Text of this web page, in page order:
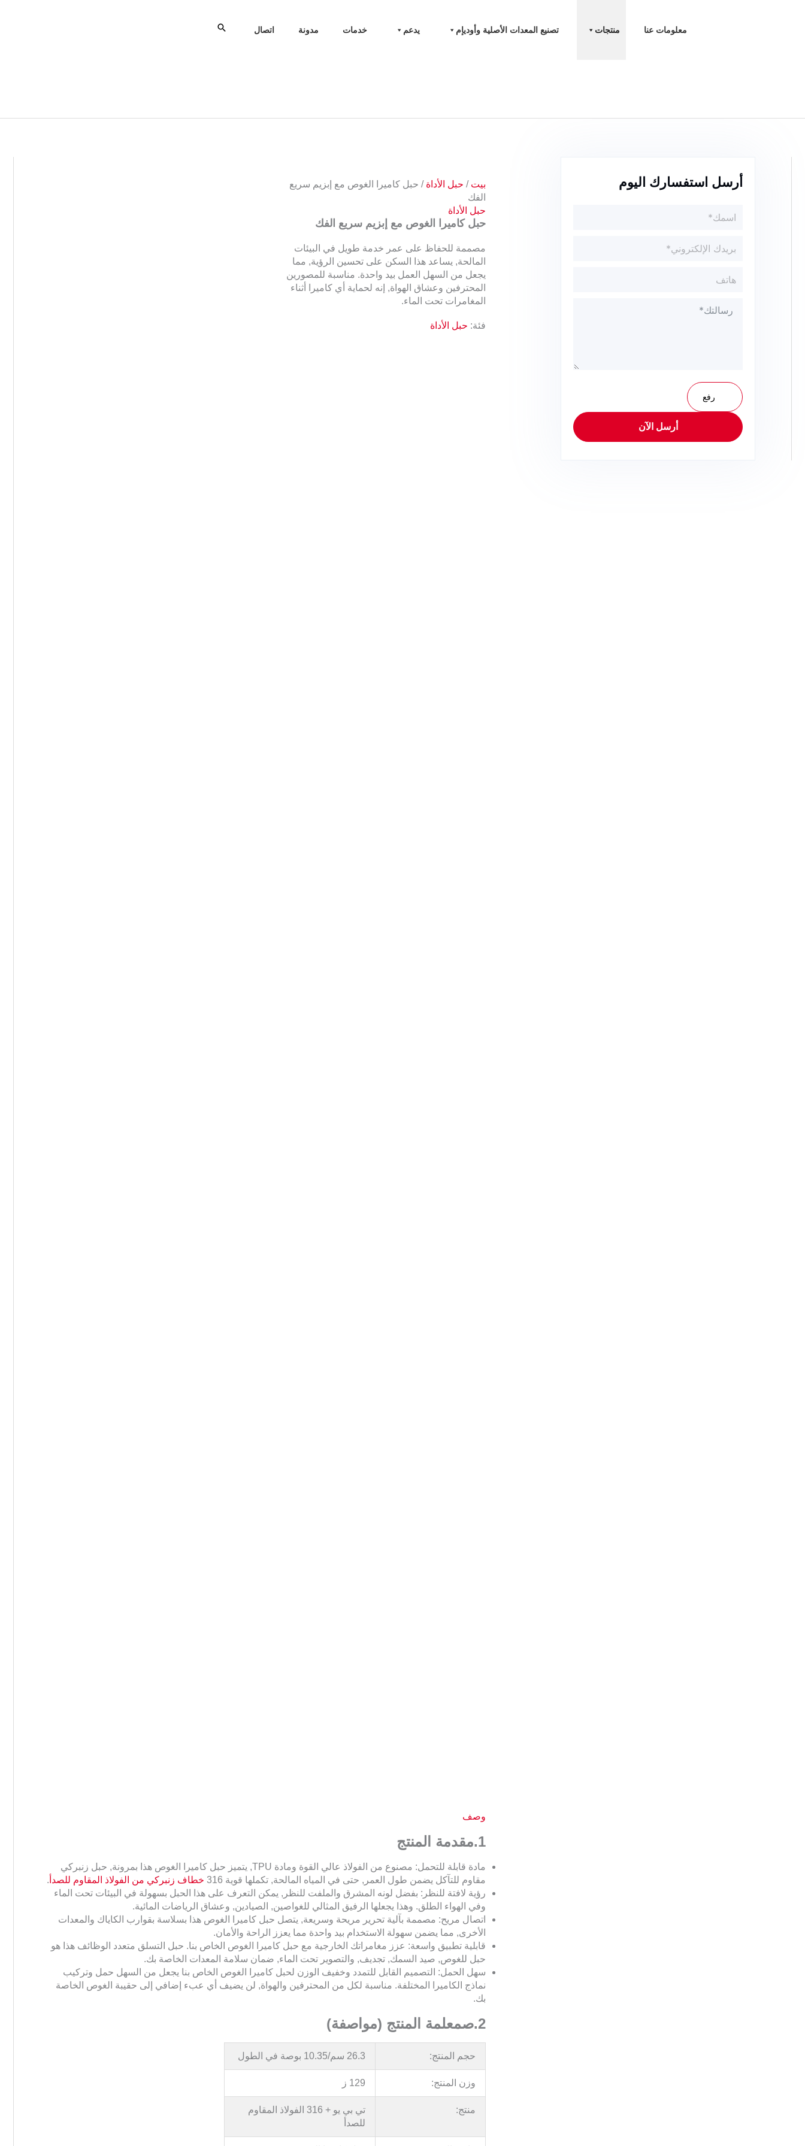
معلومات عنا منتجات تصنيع المعدات الأصلية وأوديإم يدعم خدمات مدونة اتصال يبحث
بيت / حبل الأداة / حبل كاميرا الغوص مع إبزيم سريع
الفك
حبل الأداة
حبل كاميرا الغوص مع إبزيم سريع الفك
مصممة للحفاظ على عمر خدمة طويل في البيئات
المالحة, يساعد هذا السكن على تحسين الرؤية, مما
يجعل من السهل العمل بيد واحدة. مناسبة للمصورين
المحترفين وعشاق الهواة, إنه لحماية أي كاميرا أثناء
المغامرات تحت الماء.
فئة: حبل الأداة
وصف
1. مقدمة المنتج
مادة قابلة للتحمل: مصنوع من الفولاذ عالي القوة ومادة TPU, يتميز حبل كاميرا الغوص هذا بمرونة, حبل زنبركي
مقاوم للتآكل يضمن طول العمر, حتى في المياه المالحة, تكملها قوية 316
خطاف زنبركي من الفولاذ المقاوم للصدأ .
رؤية لافتة للنظر: بفضل لونه المشرق والملفت للنظر, يمكن التعرف على هذا الحبل بسهولة في البيئات تحت الماء
وفي الهواء الطلق. وهذا يجعلها الرفيق المثالي للغواصين, الصيادين, وعشاق الرياضات المائية.
اتصال مريح: مصممة بآلية تحرير مريحة وسريعة, يتصل حبل كاميرا الغوص هذا بسلاسة بقوارب الكاياك والمعدات
الأخرى, مما يضمن سهولة الاستخدام بيد واحدة مما يعزز الراحة والأمان.
قابلية تطبيق واسعة: عزز مغامراتك الخارجية مع حبل كاميرا الغوص الخاص بنا. حبل التسلق متعدد الوظائف هذا هو
حبل للغوص, صيد السمك, تجديف, والتصوير تحت الماء, ضمان سلامة المعدات الخاصة بك.
سهل الحمل: التصميم القابل للتمدد وخفيف الوزن لحبل كاميرا الغوص الخاص بنا يجعل من السهل حمل وتركيب
نماذج الكاميرا المختلفة. مناسبة لكل من المحترفين والهواة, لن يضيف أي عبء إضافي إلى حقيبة الغوص الخاصة
بك.
2. صمعلمة المنتج (مواصفة)
حجم المنتج: 26.3 سم/10.35 بوصة في الطول
وزن المنتج: 129 ز
منتج:
تي بي يو + 316 الفولاذ المقاوم
للصدأ
أرسل استفسارك اليوم
رفع
أرسل الآن